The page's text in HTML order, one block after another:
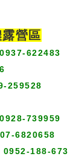
營區
622483
259528
739959
6820658
0952-188-673